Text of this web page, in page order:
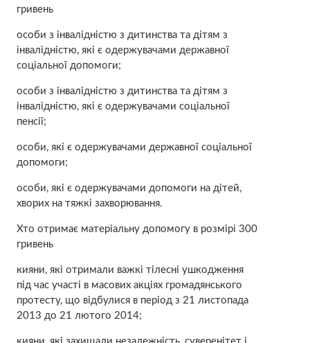
гривень
особи з інвалідністю з дитинства та дітям з
інвалідністю, які є одержувачами державної
соціальної допомоги;
особи з інвалідністю з дитинства та дітям з
інвалідністю, які є одержувачами соціальної
пенсії;
особи, які є одержувачами державної соціальної
допомоги;
особи, які є одержувачами допомоги на дітей,
хворих на тяжкі захворювання.
Хто отримає матеріальну допомогу в розмірі 300
гривень
кияни, які отримали важкі тілесні ушкодження
під час участі в масових акціях громадянського
протесту, що відбулися в період з 21 листопада
2013 до 21 лютого 2014;
кияни, які захищали незалежність, суверенітет і